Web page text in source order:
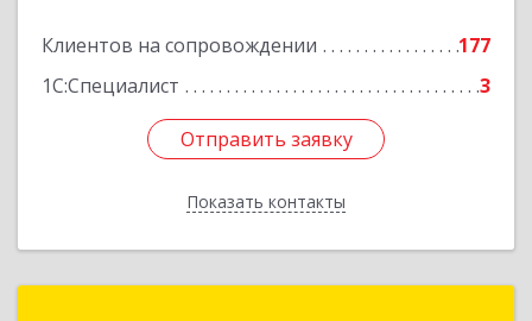
Клиентов на сопровождении
177
1С:Специалист
3
Отправить заявку
Показать контакты
Отправить заявку
Назад